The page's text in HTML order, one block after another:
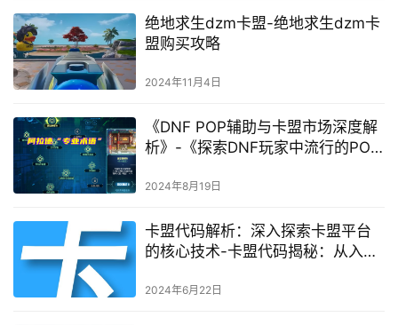
绝地求生dzm卡盟-绝地求生dzm卡
盟购买攻略
2024年11月4日
《DNF POP辅助与卡盟市场深度解
析》-《探索DNF玩家中流行的POP
2024年8月19日
卡盟代码解析：深入探索卡盟平台
的核心技术-卡盟代码揭秘：从入门
2024年6月22日